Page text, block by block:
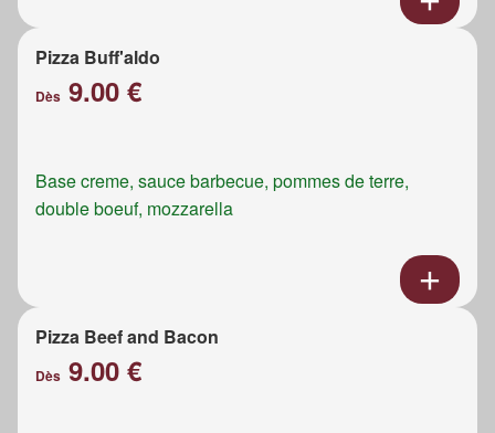
Pizza Buff'aldo
Dès 9.00 €
Base creme, sauce barbecue, pommes de terre,
double boeuf, mozzarella
Pizza Beef and Bacon
Dès 9.00 €